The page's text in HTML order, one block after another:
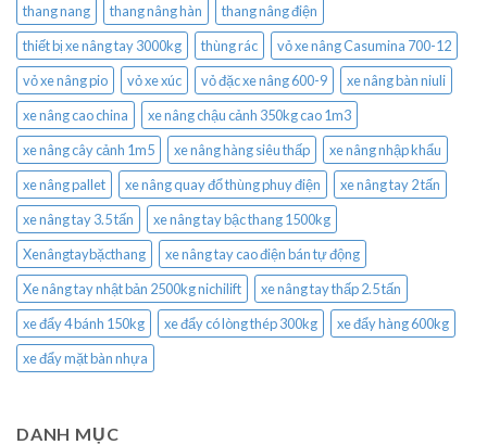
thang nang
thang nâng hàn
thang nâng điện
thiết bị xe nâng tay 3000kg
thùng rác
vỏ xe nâng Casumina 700-12
vỏ xe nâng pio
vỏ xe xúc vỏ đặc xe nâng 600-9
xe nâng bàn niuli
xe nâng cao china
xe nâng chậu cảnh 350kg cao 1m3
xe nâng cây cảnh 1m5
xe nâng hàng siêu thấp
xe nâng nhập khẩu
xe nâng pallet
xe nâng quay đổ thùng phuy điện
xe nâng tay 2 tấn
xe nâng tay 3.5 tấn
xe nâng tay bậc thang 1500kg
Xenângtaybặcthang
xe nâng tay cao điện bán tự động
Xe nâng tay nhật bản 2500kg nichilift
xe nâng tay thấp 2.5 tấn
xe đẩy 4 bánh 150kg
xe đẩy có lòng thép 300kg
xe đẩy hàng 600kg
xe đẩy mặt bàn nhựa
DANH MỤC